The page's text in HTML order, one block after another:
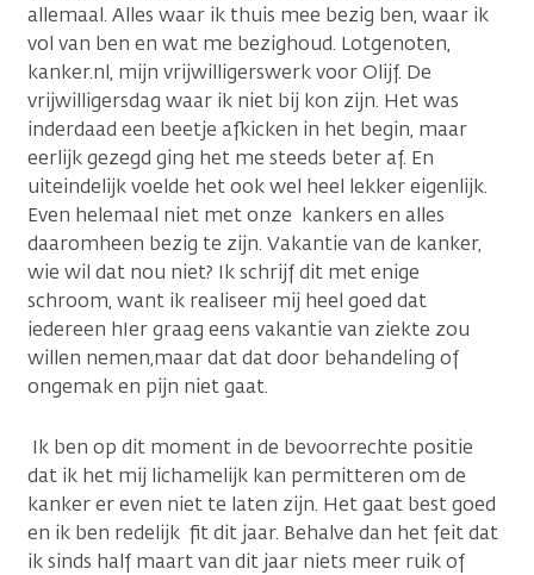
allemaal. Alles waar ik thuis mee bezig ben, waar ik
vol van ben en wat me bezighoud. Lotgenoten,
kanker.nl, mijn vrijwilligerswerk voor Olijf. De
vrijwilligersdag waar ik niet bij kon zijn. Het was
inderdaad een beetje afkicken in het begin, maar
eerlijk gezegd ging het me steeds beter af. En
uiteindelijk voelde het ook wel heel lekker eigenlijk.
Even helemaal niet met onze kankers en alles
daaromheen bezig te zijn. Vakantie van de kanker,
wie wil dat nou niet? Ik schrijf dit met enige
schroom, want ik realiseer mij heel goed dat
iedereen hIer graag eens vakantie van ziekte zou
willen nemen,maar dat dat door behandeling of
ongemak en pijn niet gaat.
Ik ben op dit moment in de bevoorrechte positie
dat ik het mij lichamelijk kan permitteren om de
kanker er even niet te laten zijn. Het gaat best goed
en ik ben redelijk fit dit jaar. Behalve dan het feit dat
ik sinds half maart van dit jaar niets meer ruik of